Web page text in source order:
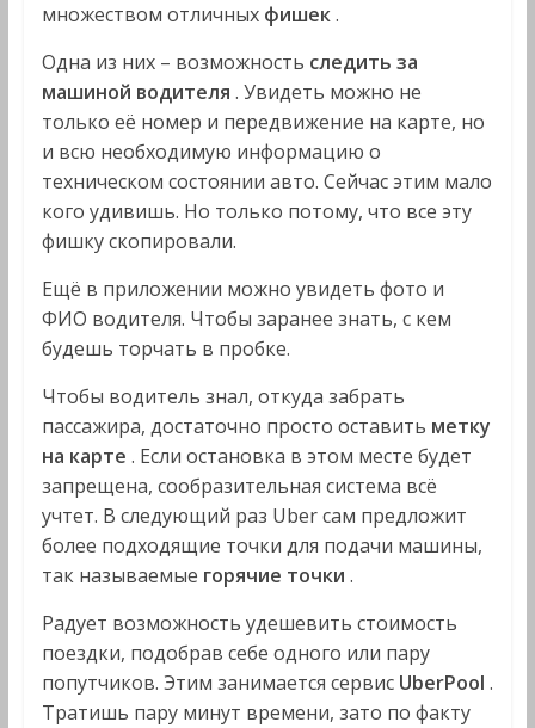
множеством отличных фишек.
Одна из них – возможность следить за
машиной водителя . Увидеть можно не
только её номер и передвижение на карте, но
и всю необходимую информацию о
техническом состоянии авто. Сейчас этим мало
кого удивишь. Но только потому, что все эту
фишку скопировали.
Ещё в приложении можно увидеть фото и
ФИО водителя. Чтобы заранее знать, с кем
будешь торчать в пробке.
Чтобы водитель знал, откуда забрать
пассажира, достаточно просто оставить метку
на карте . Если остановка в этом месте будет
запрещена, сообразительная система всё
учтет. В следующий раз Uber сам предложит
более подходящие точки для подачи машины,
так называемые горячие точки .
Радует возможность удешевить стоимость
поездки, подобрав себе одного или пару
попутчиков. Этим занимается сервис UberPool .
Тратишь пару минут времени, зато по факту